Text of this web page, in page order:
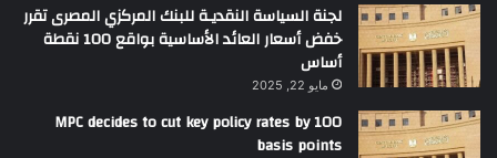
لجنة السياسة النقديـة للبنك المركزي المصرى تقرر
خفض أسعار العائد الأساسية بواقع 100 نقطة
أساس
مايو 22, 2025
MPC decides to cut key policy rates by 100
basis points